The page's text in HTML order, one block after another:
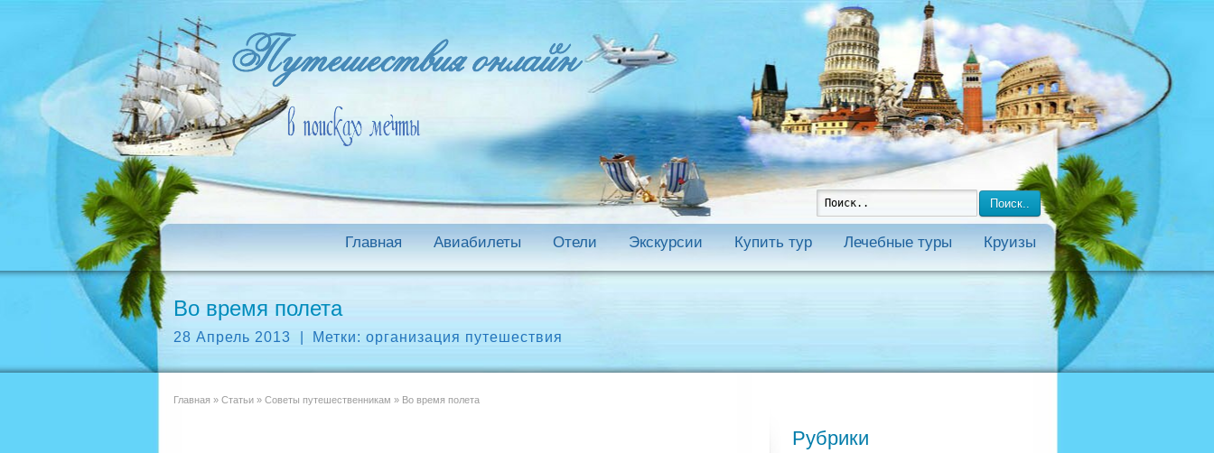
Поиск..
Главная Авиабилеты Отели Экскурсии Купить тур Лечебные туры Круизы
Во время полета
28 Апрель 2013 Метки:организация путешествия
Главная » Статьи » Советы путешественникам » Во время полета
Рубрики